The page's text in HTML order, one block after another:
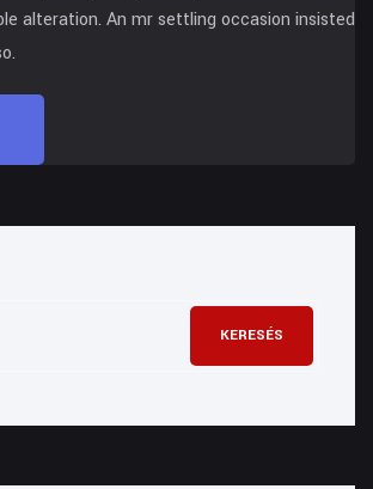
alteration. An mr settling occasion insisted
KERESÉS